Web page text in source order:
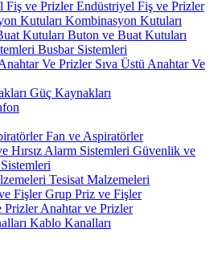
Endüstriyel Fiş ve Prizler
Kombinasyon Kutuları
Buton ve Buat Kutuları
Busbar Sistemleri
Sıva Üstü Anahtar Ve
Güç Kaynakları
Fan ve Aspiratörler
Güvenlik ve
Tesisat Malzemeleri
Grup Priz ve Fişler
Anahtar ve Prizler
Kablo Kanalları